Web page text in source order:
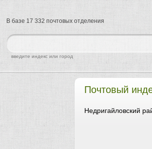
Почтовый
Недригайловский
найти
введите индекс или город
В базе 17 332 почтовых отделения